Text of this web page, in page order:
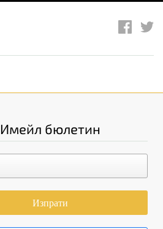
Имейл бюлетин
Изпрати